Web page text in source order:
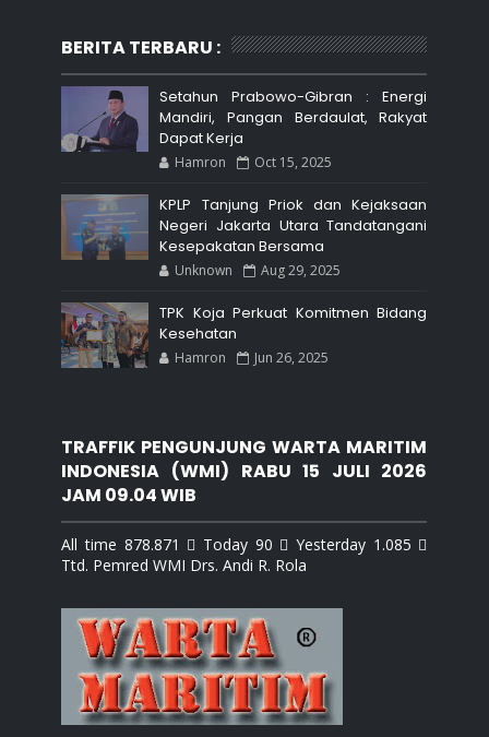
BERITA TERBARU :
Setahun Prabowo-Gibran : Energi
Mandiri, Pangan Berdaulat, Rakyat
Dapat Kerja
Hamron Oct 15, 2025
KPLP Tanjung Priok dan Kejaksaan
Negeri Jakarta Utara Tandatangani
Kesepakatan Bersama
Unknown Aug 29, 2025
TPK Koja Perkuat Komitmen Bidang
Kesehatan
Hamron Jun 26, 2025
TRAFFIK PENGUNJUNG WARTA MARITIM
INDONESIA (WMI) RABU 15 JULI 2026
JAM 09.04 WIB
All time 878.871  Today 90  Yesterday 1.085 
Ttd. Pemred WMI Drs. Andi R. Rola